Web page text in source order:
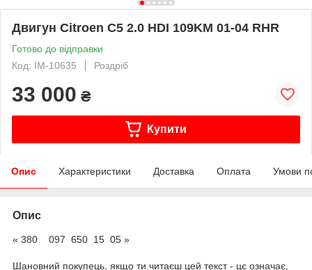
Двигун Citroen C5 2.0 HDI 109KM 01-04 RHR
Готово до відправки
Код: IM-10635
Роздріб
33 000 ₴
Купити
Опис Характеристики Доставка Оплата Умови
Опис
« 380 097 650 15 05 »
Шановний покупець, якщо ти читаєш цей текст - цє означає,